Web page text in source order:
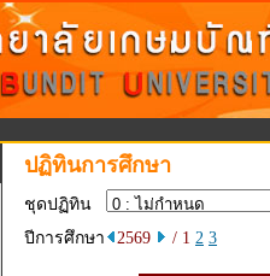
ปฏิทินการศึกษา
ชุดปฏิทิน
ปีการศึกษา
2569 / 1 2 3